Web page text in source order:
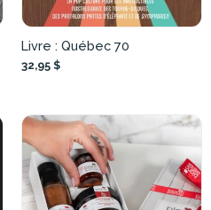
Livre : Québec 70
32,95 $